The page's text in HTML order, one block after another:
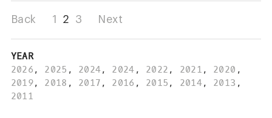
Back 1 2 3 Next
YEAR
2026 , 2025 , 2024, 2024 , 2022 , 2021 , 2020 ,
2019, 2018 , 2017 , 2016 , 2015 , 2014, 2013 ,
2011